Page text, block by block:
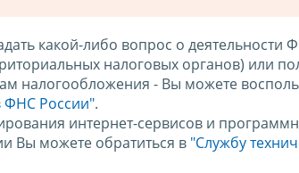
какой-либо вопрос о деятельности
налоговых органов) или
налогообложения - Вы можете
ФНС России".
интернет-сервисов и
Вы можете обратиться в "Службу